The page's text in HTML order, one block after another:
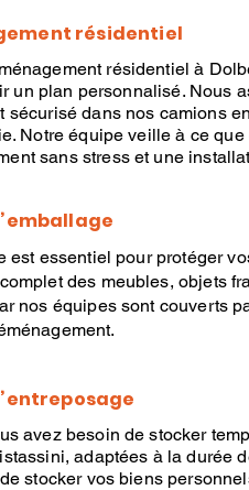
résidentiel
résidentiel à
un plan personnalisé. Nous
sécurisé dans nos camions
Notre équipe veille à ce
sans stress et une
est essentiel pour protéger
complet des meubles, objets
nos équipes sont couverts
.
avez besoin de stocker
adaptées à la durée
stocker vos biens